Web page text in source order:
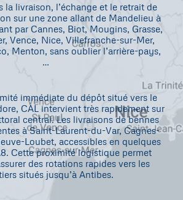
la livraison, l’échange et le retrait de
sur une zone allant de Mandelieu à
par Cannes, Biot, Mougins, Grasse,
Vence, Nice, Villefranche-sur-Mer,
Menton, sans oublier l’arrière-pays,
…
immédiate du dépôt situé vers le
CAL intervient très rapidement sur
central. Les livraisons de bennes
àSaint-Laurent-du-Var, Cagnes-
Loubet, accessibles en quelques
Cette proximité logistique permet
des rotations rapides vers les
situés jusqu’à Antibes.